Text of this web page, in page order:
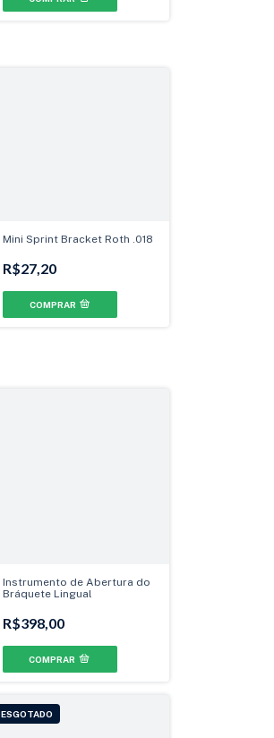
Mini Sprint Bracket Roth .018
R$27,20
COMPRAR
Instrumento de Abertura do
Bráquete Lingual
R$398,00
ESGOTADO